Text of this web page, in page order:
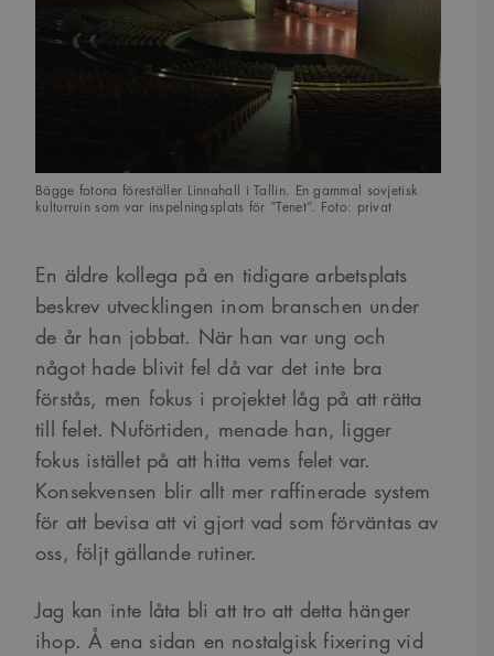
Bägge fotona föreställer Linnahall i Tallin. En gammal sovjetisk
kulturruin som var inspelningsplats för ”Tenet”. Foto: privat
En äldre kollega på en tidigare arbetsplats
beskrev utvecklingen inom branschen under
de år han jobbat. När han var ung och
något hade blivit fel då var det inte bra
förstås, men fokus i projektet låg på att rätta
till felet. Nuförtiden, menade han, ligger
fokus istället på att hitta vems felet var.
Konsekvensen blir allt mer raffinerade system
för att bevisa att vi gjort vad som förväntas av
oss, följt gällande rutiner.
Jag kan inte låta bli att tro att detta hänger
ihop. Å ena sidan en nostalgisk fixering vid